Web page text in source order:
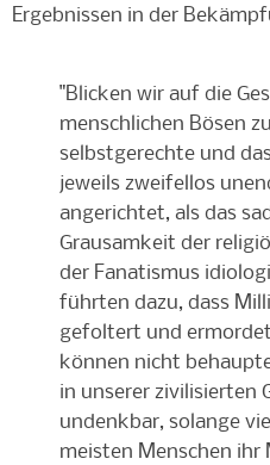
Ergebnissen in der
"Blicken wir auf die
menschlichen Bösen
selbstgerechte und
jeweils zweifellos
angerichtet, als das
Grausamkeit der
der Fanatismus
führten dazu, dass
gefoltert und
können nicht
in unserer zivilisierten
undenkbar, solange
meisten Menschen ihr